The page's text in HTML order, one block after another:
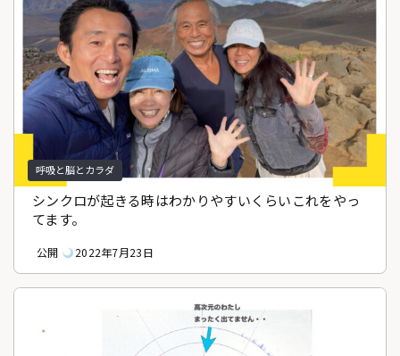
呼吸と脳とカラダ
シンクロが起きる時はわかりやすいくらいこれをやっ
てます。
公開 2022年7月23日